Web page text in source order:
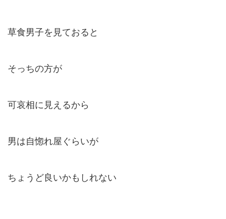
草食男子を見ておると
そっちの方が
可哀相に見えるから
男は自惚れ屋ぐらいが
ちょうど良いかもしれない